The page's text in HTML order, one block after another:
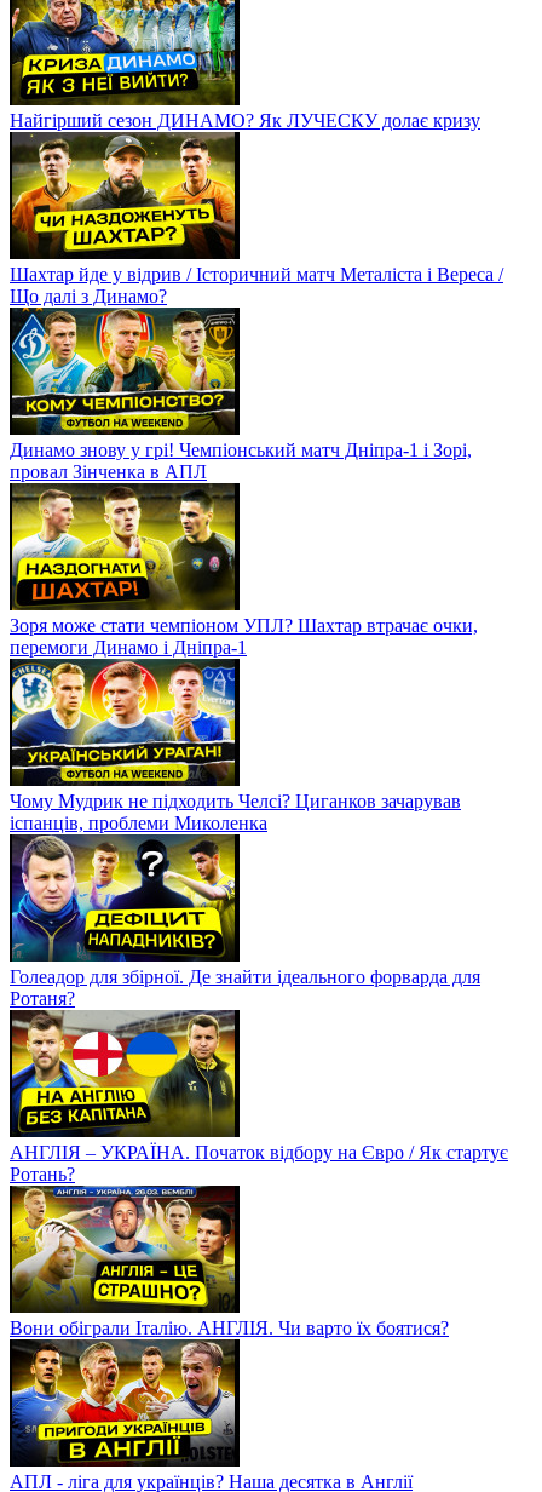
Найгірший сезон ДИНАМО? Як ЛУЧЕСКУ долає кризу
Шахтар йде у відрив / Історичний матч Металіста і Вереса /
Що далі з Динамо?
Динамо знову у грі! Чемпіонський матч Дніпра-1 і Зорі,
провал Зінченка в АПЛ
Зоря може стати чемпіоном УПЛ? Шахтар втрачає очки,
перемоги Динамо і Дніпра-1
Чому Мудрик не підходить Челсі? Циганков зачарував
іспанців, проблеми Миколенка
Голеадор для збірної. Де знайти ідеального форварда для
Ротаня?
АНГЛІЯ – УКРАЇНА. Початок відбору на Євро / Як стартує
Ротань?
Вони обіграли Італію. АНГЛІЯ. Чи варто їх боятися?
АПЛ - ліга для українців? Наша десятка в Англії